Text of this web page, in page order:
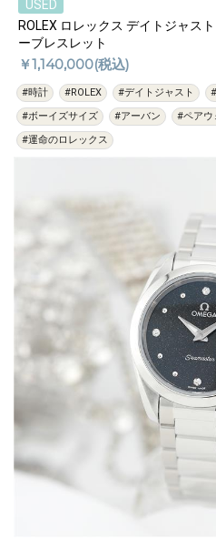
USED
ROLEX ロレックス デイトジャス
ーブレスレット
￥1,140,000(税込)
#時計 #ROLEX #デイトジャスト
#ボーイズサイズ
#アーバン #ペアウ
#運命のロレックス